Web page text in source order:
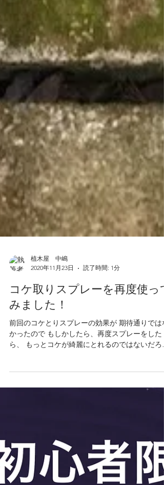
植木屋 中嶋
2020年11月23日
読了時間: 1分
コケ取りスプレーを再度使っ
みました！
前回のコケとりスプレーの効果が 期待通りではな
ました。